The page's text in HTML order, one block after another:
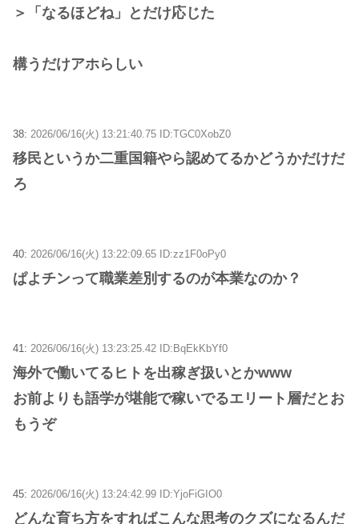
＞「なるほどね」とだけ応じた
構うだけアホらしい
38: 2026/06/16(火) 13:21:40.75 ID:TGC0XobZ0
移民というか二重国籍やら認めてるかどうかだけだ
ろ
40: 2026/06/16(火) 13:22:09.65 ID:zz1F0oPy0
ぱよチンって職業差別するのが本業なのか？
41: 2026/06/16(火) 13:23:25.42 ID:BqEkKbYf0
海外で働いてるヒトを出稼ぎ扱いとかwww
お前よりも語学が堪能で稼いでるエリート層だとお
もうぞ
45: 2026/06/16(火) 13:24:42.99 ID:YjoFiGIO0
どんな育ち方をすればこんな思考のクズになるんだ